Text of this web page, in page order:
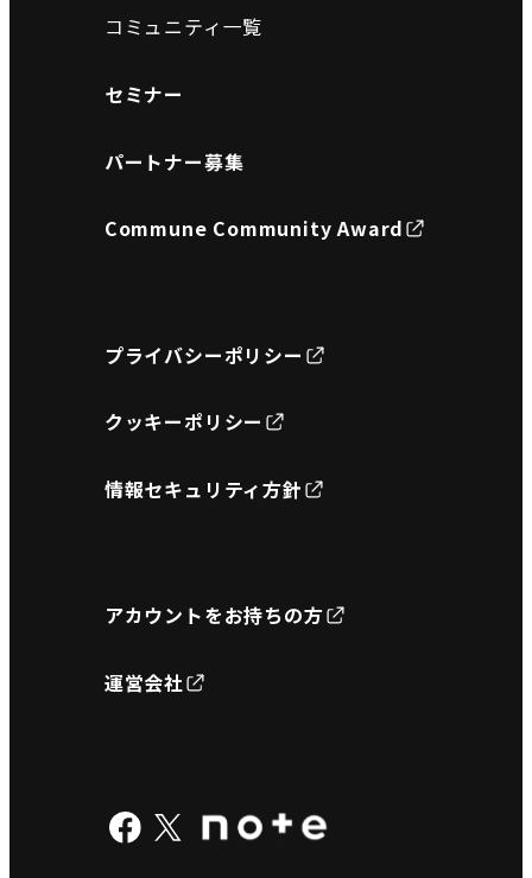
コミュニティ一覧
セミナー
パートナー募集
Commune Community Award
プライバシーポリシー
クッキーポリシー
情報セキュリティ方針
アカウントをお持ちの方
運営会社